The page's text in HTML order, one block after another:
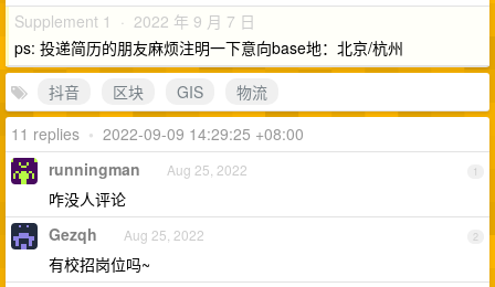
Supplement 1 · 2022 年 9 月 7 日
ps: 投递简历的朋友麻烦注明一下意向base地：北京/杭州
抖音
区块 GIS
物流
11 replies • 2022-09-09 14:29:25 +08:00
1
runningman Aug 25, 2022
咋没人评论
2
Gezqh Aug 25, 2022
有校招岗位吗~